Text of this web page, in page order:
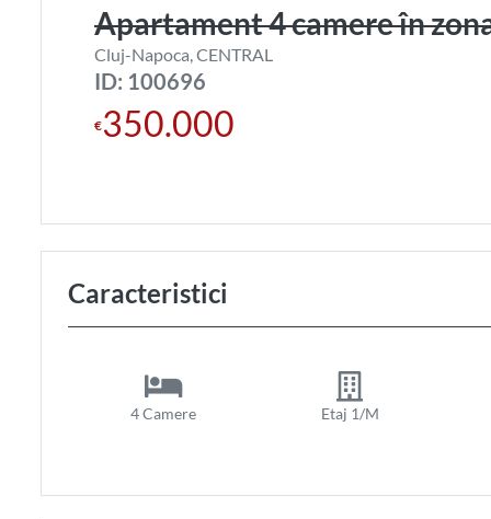
Apartament 4 camere în
Cluj-Napoca, CENTRAL
ID: 100696
€350.000
Caracteristici
4 Camere Etaj 1/M